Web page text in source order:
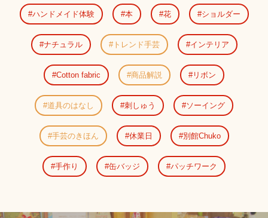
ハンドメイド体験 本 花 ショルダー
ナチュラル トレンド手芸 インテリア
Cotton fabric 商品解説 リボン
道具のはなし 刺しゅう ソーイング
手芸のきほん 休業日 別館Chuko
手作り 缶バッジ パッチワーク